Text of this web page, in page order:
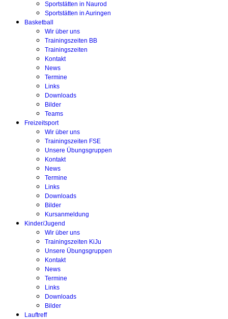
Sportstätten in Naurod
Sportstätten in Auringen
Basketball
Wir über uns
Trainingszeiten BB
Trainingszeiten
Kontakt
News
Termine
Links
Downloads
Bilder
Teams
Freizeitsport
Wir über uns
Trainingszeiten FSE
Unsere Übungsgruppen
Kontakt
News
Termine
Links
Downloads
Bilder
Kursanmeldung
Kinder/Jugend
Wir über uns
Trainingszeiten KiJu
Unsere Übungsgruppen
Kontakt
News
Termine
Links
Downloads
Bilder
Lauftreff